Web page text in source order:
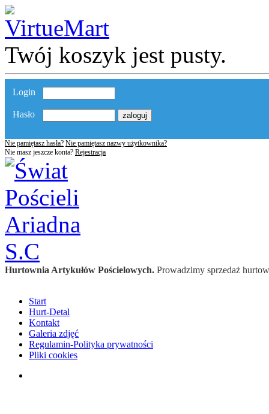
Twój koszyk jest pusty.
Login
Hasło
Nie pamiętasz hasła? Nie pamiętasz nazwy użytkownika?
Nie masz jeszcze konta? Rejestracja
Hurtownia Artykułów Pościelowych. Prowadzimy sprzedaż
Start
Hurt-Detal
Kontakt
Galeria zdjęć
Regulamin-Polityka prywatności
Pliki cookies